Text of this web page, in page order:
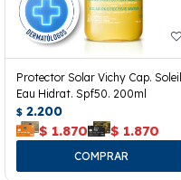
Protector Solar Vichy Cap. Soleil
Eau Hidrat. Spf50. 200ml
$ 2.200
$ 1.870 $ 1.870